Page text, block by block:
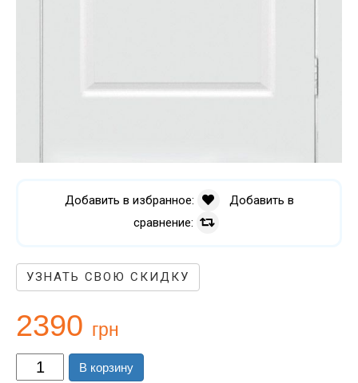
Добавить в избранное:
Добавить в
сравнение:
УЗНАТЬ СВОЮ СКИДКУ
2390 грн
В корзину